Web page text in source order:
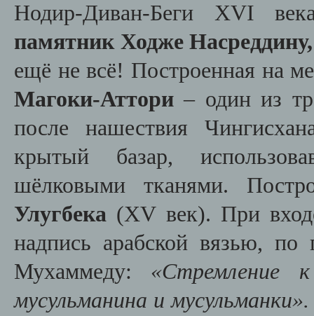
Нодир-Диван-Беги XVI
памятник Ходже Насреддину,
ещё не всё! Построенная на
Магоки-Аттори – один из
после нашествия
крытый базар,
шёлковыми тканями.
Улугбека (XV век). При
надпись арабской вязью,
Мухаммеду: «Стремление
мусульманина и мусульманки».